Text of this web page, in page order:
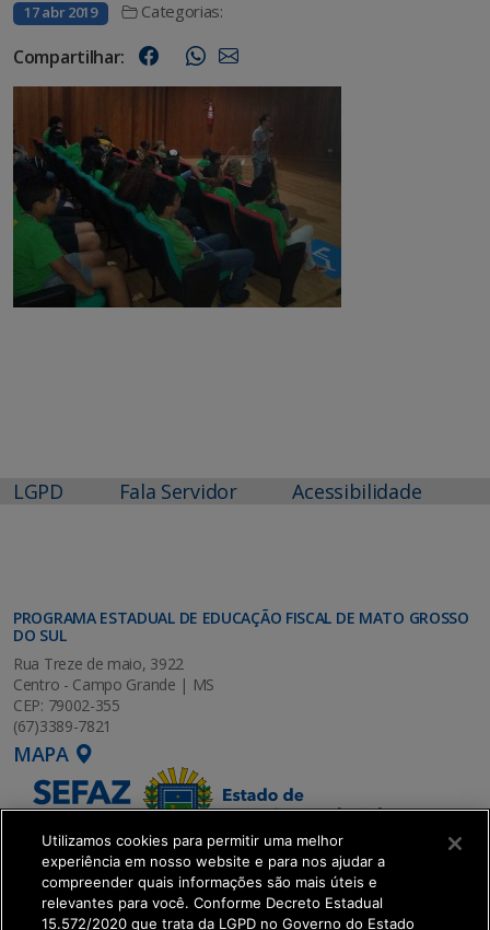
17 abr 2019 Categorias:
Compartilhar:
LGPD Fala Servidor Acessibilidade
PROGRAMA ESTADUAL DE EDUCAÇÃO FISCAL DE MATO GROSSO
DO SUL
Rua Treze de maio, 3922
Centro - Campo Grande | MS
CEP: 79002-355
(67)3389-7821
MAPA
Utilizamos cookies para permitir uma melhor
experiência em nosso website e para nos ajudar a
compreender quais informações são mais úteis e
relevantes para você. Conforme Decreto Estadual
15.572/2020 que trata da LGPD no Governo do Estado